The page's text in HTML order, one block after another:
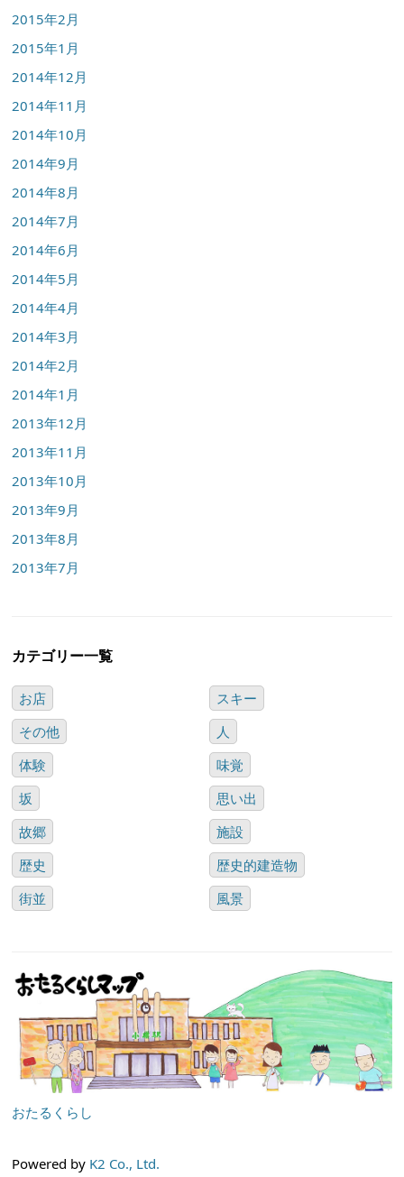
2015年2月
2015年1月
2014年12月
2014年11月
2014年10月
2014年9月
2014年8月
2014年7月
2014年6月
2014年5月
2014年4月
2014年3月
2014年2月
2014年1月
2013年12月
2013年11月
2013年10月
2013年9月
2013年8月
2013年7月
カテゴリー一覧
お店
スキー
その他
人
体験
味覚
坂
思い出
故郷
施設
歴史
歴史的建造物
街並
風景
おたるくらし
Powered by K2 Co., Ltd.